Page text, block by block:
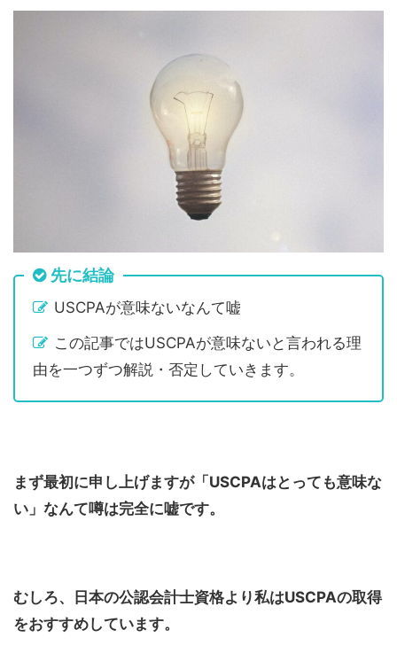
先に結論
USCPAが意味ないなんて嘘
この記事ではUSCPAが意味ないと言われる理
由を一つずつ解説・否定していきます。
まず最初に申し上げますが「USCPAはとっても意味な
い」なんて噂は完全に嘘です。
むしろ、日本の公認会計士資格より私はUSCPAの取得
をおすすめしています。